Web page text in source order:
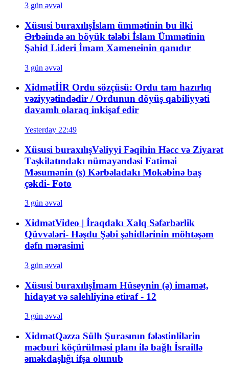
3 gün əvvəl
Xüsusi buraxılışİslam ümmətinin bu ilki
Ərbəində ən böyük tələbi İslam Ümmətinin
Şəhid Lideri İmam Xameneinin qanıdır
3 gün əvvəl
XidmətİİR Ordu sözçüsü: Ordu tam hazırlıq
vəziyyətindədir / Ordunun döyüş qabiliyyəti
davamlı olaraq inkişaf edir
Yesterday 22:49
Xüsusi buraxılışVəliyyi Fəqihin Həcc və Ziyarət
Təşkilatındakı nümayəndəsi Fatiməi
Məsumənin (s) Kərbəladakı Mokəbinə baş
çəkdi- Foto
3 gün əvvəl
XidmətVideo | İraqdakı Xalq Səfərbərlik
Qüvvələri- Həşdu Şəbi şəhidlərinin möhtəşəm
dəfn mərasimi
3 gün əvvəl
Xüsusi buraxılışİmam Hüseynin (ə) imamət,
hidayət və salehliyinə etiraf - 12
3 gün əvvəl
XidmətQəzza Sülh Şurasının fələstinlilərin
məcburi köçürülməsi planı ilə bağlı İsraillə
əməkdaşlığı ifşa olunub